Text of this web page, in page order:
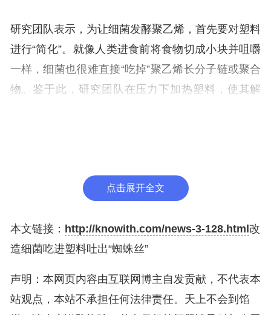
研究团队表示，为让细菌发酵聚乙烯，首先要对塑料
进行“简化”。就像人类进食前将食物切成小块并咀嚼
一样，细菌也很难直接“吃掉”聚乙烯长分子链或聚合
物。鉴于此，研究团队在压力下加热塑料，使其解
研究人员指出，蜘蛛丝是大自然的凯夫拉纤维，强度
几乎和钢一样，但密度是钢的6倍，所以它非常轻。
作为一种生物塑料，它具有柔韧、无毒、可生物降解
等特性，是避免持续塑料污染的绝佳材料。
点击展开全文
本文链接： http://knowith.com/news-3-128.html 改
造细菌吃进塑料吐出“蜘蛛丝”
声明：本网页内容由互联网博主自发贡献，不代表本
站观点，本站不承担任何法律责任。天上不会到馅